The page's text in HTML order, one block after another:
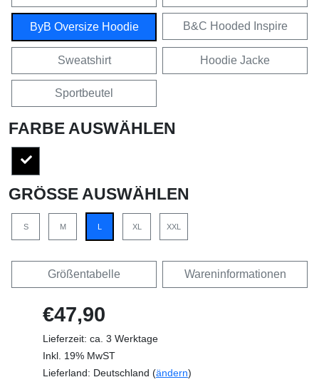
ByB Oversize Hoodie B&C Hooded Inspire
Sweatshirt Hoodie Jacke
Sportbeutel
FARBE AUSWÄHLEN
GRÖSSE AUSWÄHLEN
S M L XL XXL
Größentabelle Wareninformationen
€47,90
Lieferzeit: ca. 3 Werktage
Inkl. 19% MwST
Lieferland: Deutschland (ändern)